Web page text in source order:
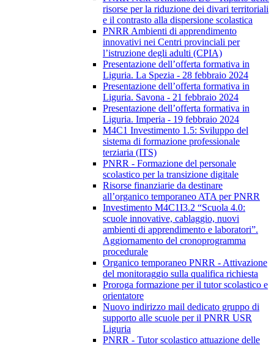
risorse per la riduzione dei divari territoriali
e il contrasto alla dispersione scolastica
PNRR Ambienti di apprendimento
innovativi nei Centri provinciali per
l’istruzione degli adulti (CPIA)
Presentazione dell’offerta formativa in
Liguria. La Spezia - 28 febbraio 2024
Presentazione dell’offerta formativa in
Liguria. Savona - 21 febbraio 2024
Presentazione dell’offerta formativa in
Liguria. Imperia - 19 febbraio 2024
M4C1 Investimento 1.5: Sviluppo del
sistema di formazione professionale
terziaria (ITS)
PNRR - Formazione del personale
scolastico per la transizione digitale
Risorse finanziarie da destinare
all’organico temporaneo ATA per PNRR
Investimento M4C1I3.2 “Scuola 4.0:
scuole innovative, cablaggio, nuovi
ambienti di apprendimento e laboratori”.
Aggiornamento del cronoprogramma
procedurale
Organico temporaneo PNRR - Attivazione
del monitoraggio sulla qualifica richiesta
Proroga formazione per il tutor scolastico e
orientatore
Nuovo indirizzo mail dedicato gruppo di
supporto alle scuole per il PNRR USR
Liguria
PNRR - Tutor scolastico attuazione delle